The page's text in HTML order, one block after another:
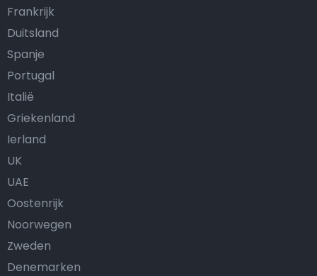
Frankrijk
Duitsland
Spanje
Portugal
Italië
Griekenland
Ierland
UK
UAE
Oostenrijk
Noorwegen
Zweden
Denemarken